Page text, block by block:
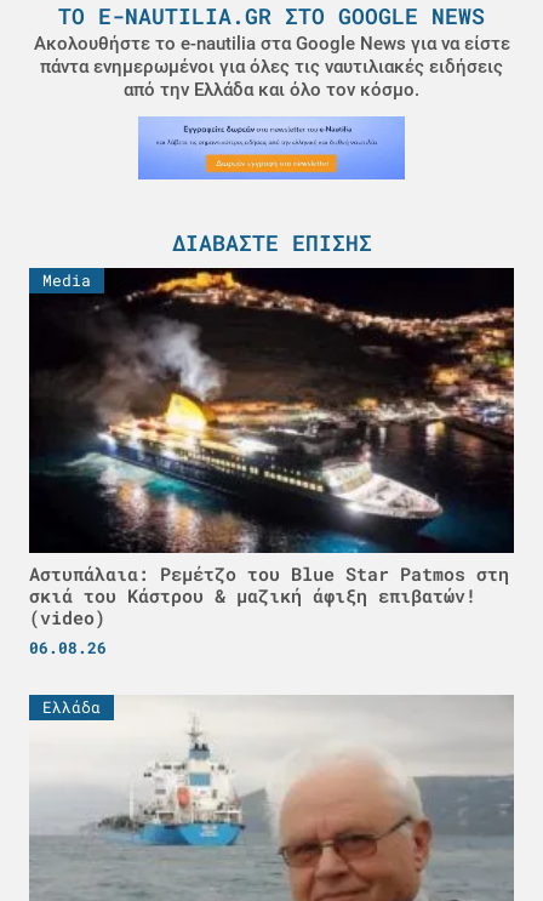
ΤΟ E-NAUTILIA.GR ΣΤΟ GOOGLE NEWS
Ακολουθήστε το e-nautilia στα Google News για να είστε
πάντα ενημερωμένοι για όλες τις ναυτιλιακές ειδήσεις
από την Ελλάδα και όλο τον κόσμο.
ΔΙΑΒΆΣΤΕ ΕΠΊΣΗΣ
Media
Αστυπάλαια: Ρεμέτζο του Blue Star Patmos στη
σκιά του Κάστρου & μαζική άφιξη επιβατών!
(video)
06.08.26
Ελλάδα